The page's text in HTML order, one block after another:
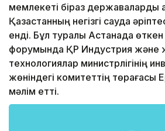
мемлекеті біраз державаларды
Қазақстанның негізгі сауда
енді. Бұл туралы Астанада өткен
форумында ҚР Индустрия және
технологиялар министрлігінің
жөніндегі комитеттің төрағасы
мәлім етті.